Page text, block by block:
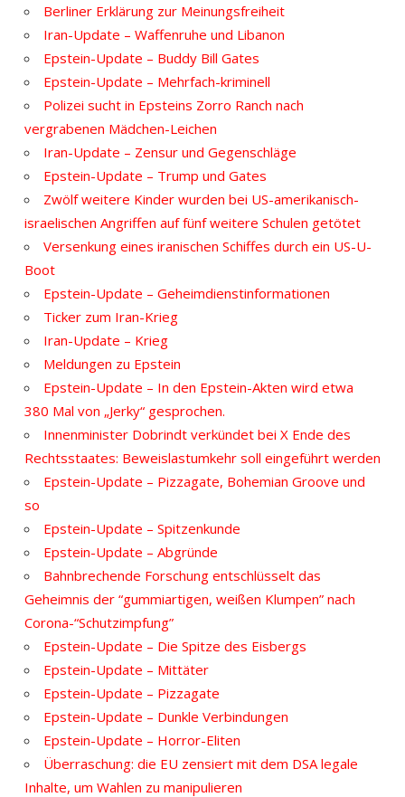
Berliner Erklärung zur Meinungsfreiheit
Iran-Update – Waffenruhe und Libanon
Epstein-Update – Buddy Bill Gates
Epstein-Update – Mehrfach-kriminell
Polizei sucht in Epsteins Zorro Ranch nach
vergrabenen Mädchen-Leichen
Iran-Update – Zensur und Gegenschläge
Epstein-Update – Trump und Gates
Zwölf weitere Kinder wurden bei US-amerikanisch-
israelischen Angriffen auf fünf weitere Schulen getötet
Versenkung eines iranischen Schiffes durch ein US-U-
Boot
Epstein-Update – Geheimdienstinformationen
Ticker zum Iran-Krieg
Iran-Update – Krieg
Meldungen zu Epstein
Epstein-Update – In den Epstein-Akten wird etwa
380 Mal von „Jerky“ gesprochen.
Innenminister Dobrindt verkündet bei X Ende des
Rechtsstaates: Beweislastumkehr soll eingeführt werden
Epstein-Update – Pizzagate, Bohemian Groove und
so
Epstein-Update – Spitzenkunde
Epstein-Update – Abgründe
Bahnbrechende Forschung entschlüsselt das
Geheimnis der “gummiartigen, weißen Klumpen” nach
Corona-“Schutzimpfung”
Epstein-Update – Die Spitze des Eisbergs
Epstein-Update – Mittäter
Epstein-Update – Pizzagate
Epstein-Update – Dunkle Verbindungen
Epstein-Update – Horror-Eliten
Überraschung: die EU zensiert mit dem DSA legale
Inhalte, um Wahlen zu manipulieren